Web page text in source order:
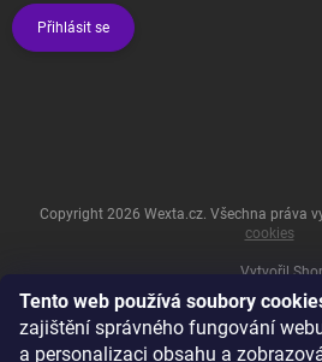
Tento web používá soubory
zajištění správného fungování
a personalizaci obsahu a
Přihlásit se
Vytvořil
Copyright 2026 Wexta.cz. Všechna práva
cookies